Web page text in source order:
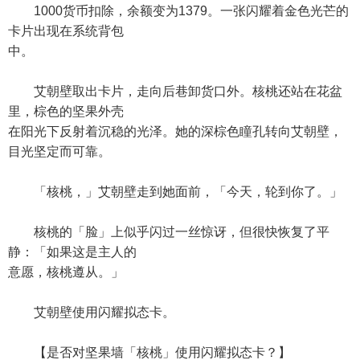
1000货币扣除，余额变为1379。一张闪耀着金色光芒的
卡片出现在系统背包
中。
艾朝壁取出卡片，走向后巷卸货口外。核桃还站在花盆
里，棕色的坚果外壳
在阳光下反射着沉稳的光泽。她的深棕色瞳孔转向艾朝壁，
目光坚定而可靠。
「核桃，」艾朝壁走到她面前，「今天，轮到你了。」
核桃的「脸」上似乎闪过一丝惊讶，但很快恢复了平
静：「如果这是主人的
意愿，核桃遵从。」
艾朝壁使用闪耀拟态卡。
【是否对坚果墙「核桃」使用闪耀拟态卡？】